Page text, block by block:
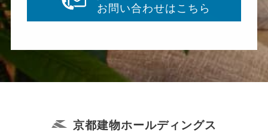
お問い合わせはこちら
京都建物ホールディングス